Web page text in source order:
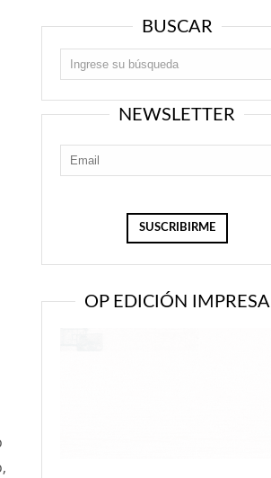
BUSCAR
NEWSLETTER
OP EDICIÓN IMPRESA